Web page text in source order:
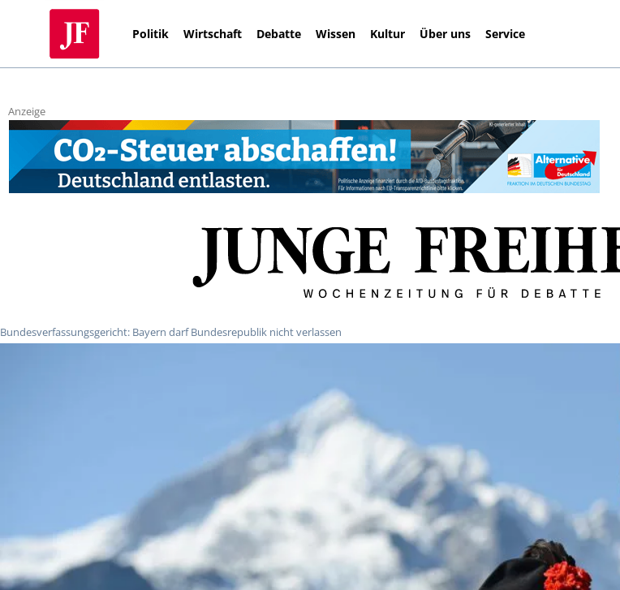
Politik Wirtschaft Debatte Wissen Kultur Über uns Service
Anzeige
Bundesverfassungsgericht: Bayern darf Bundesrepublik nicht verlassen